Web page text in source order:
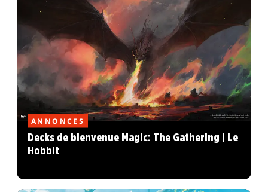
ANNONCES
Decks de bienvenue Magic: The Gathering | Le
Hobbit